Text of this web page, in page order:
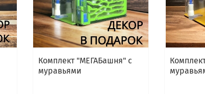
Комплект "МЕГАБашня" с
муравьями